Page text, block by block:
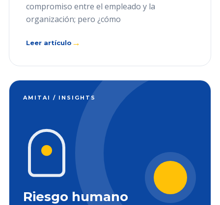
compromiso entre el empleado y la
organización; pero ¿cómo
Leer artículo →
AMITAI / INSIGHTS
Riesgo humano